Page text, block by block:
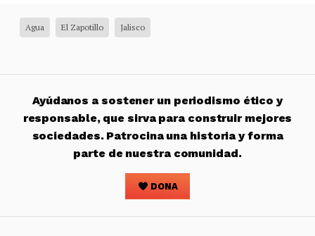
Agua El Zapotillo Jalisco
Ayúdanos a sostener un periodismo ético y
responsable, que sirva para construir mejores
sociedades. Patrocina una historia y forma
parte de nuestra comunidad.
DONA